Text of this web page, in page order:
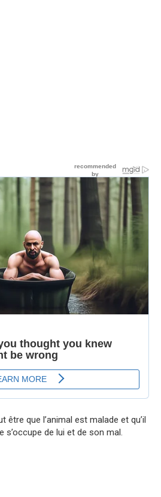
être que l’animal est malade et qu’il
s’occupe de lui et de son mal.